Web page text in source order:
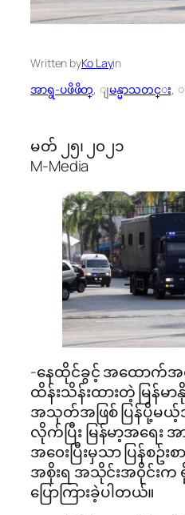
Written byKo Layin
အာရွ-ပဖိဖိတ္, ျမန္မာသတင္း
မတ် ၂၅၊ ၂၀၂၁
M-Media
-နေထိုင်ခွင့် အထောက်အ
ထိန်းသိန်းထားတဲ့ မြန်မ
အသုတ်အဖြစ် ပြန်ပို့မ
လိုက်ပြီး မြန်မာ့အရေ
အ၀ေးပြီးမှသာ ပြန်စဥ်း
အစိုးရ အသိုင်းအ၀ိုင်း
ပြောကြားခဲ့ပါတယ်။